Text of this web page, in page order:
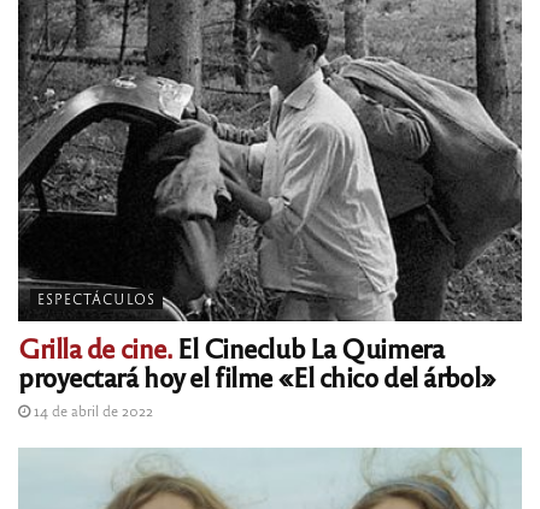
ESPECTÁCULOS
Grilla de cine.El Cineclub La Quimera
proyectará hoy el filme «El chico del árbol»
14 de abril de 2022